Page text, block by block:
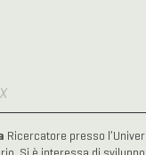
Ricercatore presso